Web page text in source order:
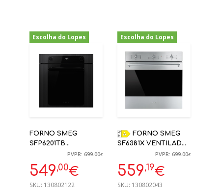
Escolha do Lopes
-21%
FORNO SMEG
SFP6201TB
PIROLITICO MUSA
PRETO 60X60CM A+
PVPR: 699.00€
549,00€
SKU: 130802122
Escolha do Lopes
-20%
SF6381X VENTILADO,
CLASSICA, 60 CM,
AÇO INOX
PVPR: 699.00€
559,19€
SKU: 130802043